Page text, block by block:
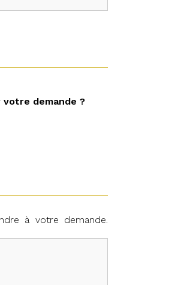
demande ?
à votre demande.